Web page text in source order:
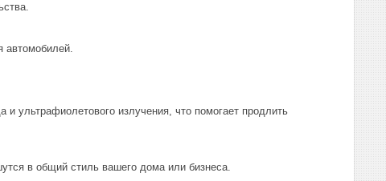
автомобилей.
ультрафиолетового излучения, что помогает продлить
в общий стиль вашего дома или бизнеса.